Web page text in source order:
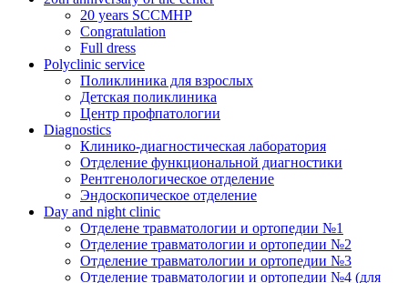
20 years SCCMHP
Congratulation
Full dress
Polyclinic service
Поликлиника для взрослых
Детская поликлиника
Центр профпатологии
Diagnostics
Клинико-диагностическая лаборатория
Отделение функциональной диагностики
Рентгенологическое отделение
Эндоскопическое отделение
Day and night clinic
Отделене травматологии и ортопедии №1
Отделение травматологии и ортопедии №2
Отделение травматологии и ортопедии №3
Отделение травматологии и ортопедии №4 (для